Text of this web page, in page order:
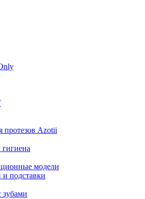
протезов Azotii
модели
и подставки